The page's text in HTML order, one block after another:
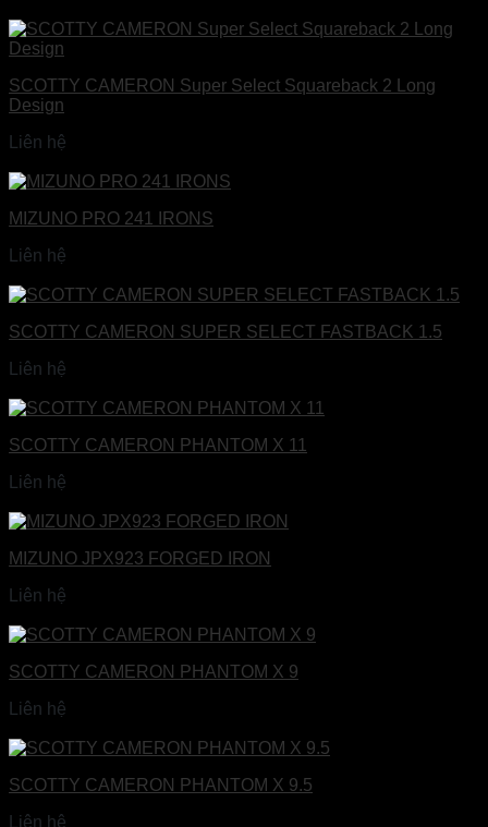
SCOTTY CAMERON Super Select Squareback 2 Long
Design
Liên hệ
MIZUNO PRO 241 IRONS
Liên hệ
SCOTTY CAMERON SUPER SELECT FASTBACK 1.5
Liên hệ
SCOTTY CAMERON PHANTOM X 11
Liên hệ
MIZUNO JPX923 FORGED IRON
Liên hệ
SCOTTY CAMERON PHANTOM X 9
Liên hệ
SCOTTY CAMERON PHANTOM X 9.5
Liên hệ